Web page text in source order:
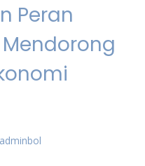
Peran
adminbol